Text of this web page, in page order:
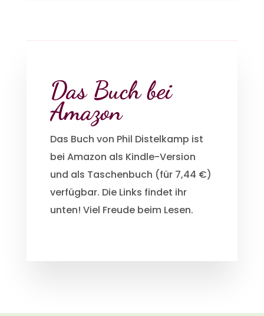
Das Buch bei
Amazon
Das Buch von Phil Distelkamp ist
bei Amazon als Kindle-Version
und als Taschenbuch (für 7,44 €)
verfügbar. Die Links findet ihr
unten! Viel Freude beim Lesen.